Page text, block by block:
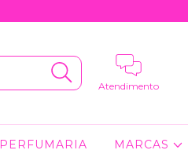
Atendimento
PERFUMARIA MARCAS